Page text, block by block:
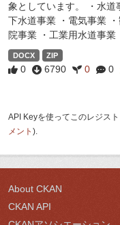
象としています。 ・水道
下水道事業 ・電気事業
院事業 ・工業用水道事業
DOCX ZIP
0 6790 0 0
API Keyを使ってこのレジス
メント ).
About CKAN
CKAN API